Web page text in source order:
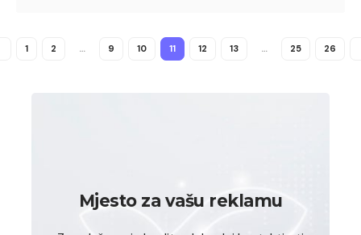
1 2 … 9 10 11 12 13 … 25 26
Mjesto za vašu reklamu